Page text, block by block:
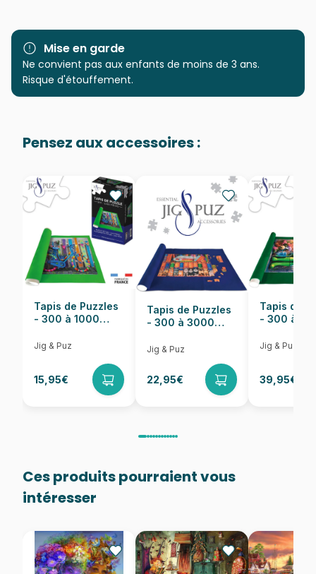
Marque Grafika
Catégorie Puzzles - Déco et Objets
Age
Puzzle pour Adultes (500 à
Provenance Fabriqué en France
EAN 3663384333255
Nombre de pièces 500 pièces
Dimensions 48 x 34 cm
Mise en garde
Ne convient pas aux enfants de moins de 3 ans.
Risque d'étouffement.
Pensez aux accessoires :
Tapis de Puzzles
- 300 à 1000
Jig & Puz
15,95€
Tapis de Puzzles
- 300 à 3000
Jig & Puz
22,95€
Tapis de
- 300 à
Jig & Puz
39,95€
Ces produits pourraient vous
intéresser